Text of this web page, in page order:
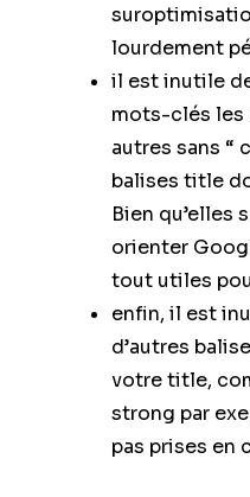
lourdement
il est inutile
mots-clés les
autres sans “
balises title
Bien qu’elles
orienter
tout utiles
enfin, il est
d’autres
votre title,
strong par
pas prises en